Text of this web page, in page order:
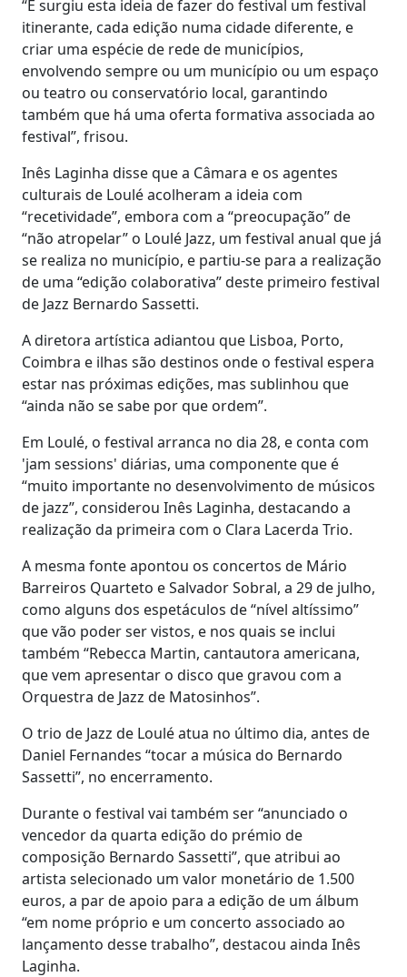
“E surgiu esta ideia de fazer do festival um festival
itinerante, cada edição numa cidade diferente, e
criar uma espécie de rede de municípios,
envolvendo sempre ou um município ou um espaço
ou teatro ou conservatório local, garantindo
também que há uma oferta formativa associada ao
festival”, frisou.
Inês Laginha disse que a Câmara e os agentes
culturais de Loulé acolheram a ideia com
“recetividade”, embora com a “preocupação” de
“não atropelar” o Loulé Jazz, um festival anual que já
se realiza no município, e partiu-se para a realização
de uma “edição colaborativa” deste primeiro festival
de Jazz Bernardo Sassetti.
A diretora artística adiantou que Lisboa, Porto,
Coimbra e ilhas são destinos onde o festival espera
estar nas próximas edições, mas sublinhou que
“ainda não se sabe por que ordem”.
Em Loulé, o festival arranca no dia 28, e conta com
'jam sessions' diárias, uma componente que é
“muito importante no desenvolvimento de músicos
de jazz”, considerou Inês Laginha, destacando a
realização da primeira com o Clara Lacerda Trio.
A mesma fonte apontou os concertos de Mário
Barreiros Quarteto e Salvador Sobral, a 29 de julho,
como alguns dos espetáculos de “nível altíssimo”
que vão poder ser vistos, e nos quais se inclui
também “Rebecca Martin, cantautora americana,
que vem apresentar o disco que gravou com a
Orquestra de Jazz de Matosinhos”.
O trio de Jazz de Loulé atua no último dia, antes de
Daniel Fernandes “tocar a música do Bernardo
Sassetti”, no encerramento.
Durante o festival vai também ser “anunciado o
vencedor da quarta edição do prémio de
composição Bernardo Sassetti”, que atribui ao
artista selecionado um valor monetário de 1.500
euros, a par de apoio para a edição de um álbum
“em nome próprio e um concerto associado ao
lançamento desse trabalho”, destacou ainda Inês
Laginha.